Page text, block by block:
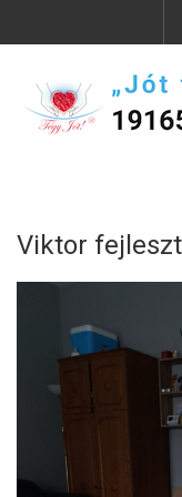
Viktor